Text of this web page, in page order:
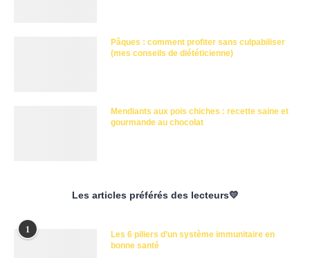
Pâques : comment profiter sans culpabiliser
(mes conseils de diététicienne)
Mendiants aux pois chiches : recette saine et
gourmande au chocolat
Les articles préférés des lecteurs💛
1
Les 6 piliers d’un système immunitaire en
bonne santé